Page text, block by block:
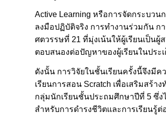
Active Learning หรือการจัดกระบวน
ลงมือปฏิบัติจริง การทำงานร่วมกัน ก
ศตวรรษที่ 21 ที่มุ่งเน้นให้ผู้เรียนเป็นผู้
ตอบสนองต่อปัญหาของผู้เรียนในประ
ดังนั้น การวิจัยในชั้นเรียนครั้งนี้จึงมีค
เรียนการสอน Scratch เพื่อเสริมสร้
กลุ่มนักเรียนชั้นประถมศึกษาปีที่ 5 ซึ่
สำหรับการดำรงชีวิตและการเรียนรู้